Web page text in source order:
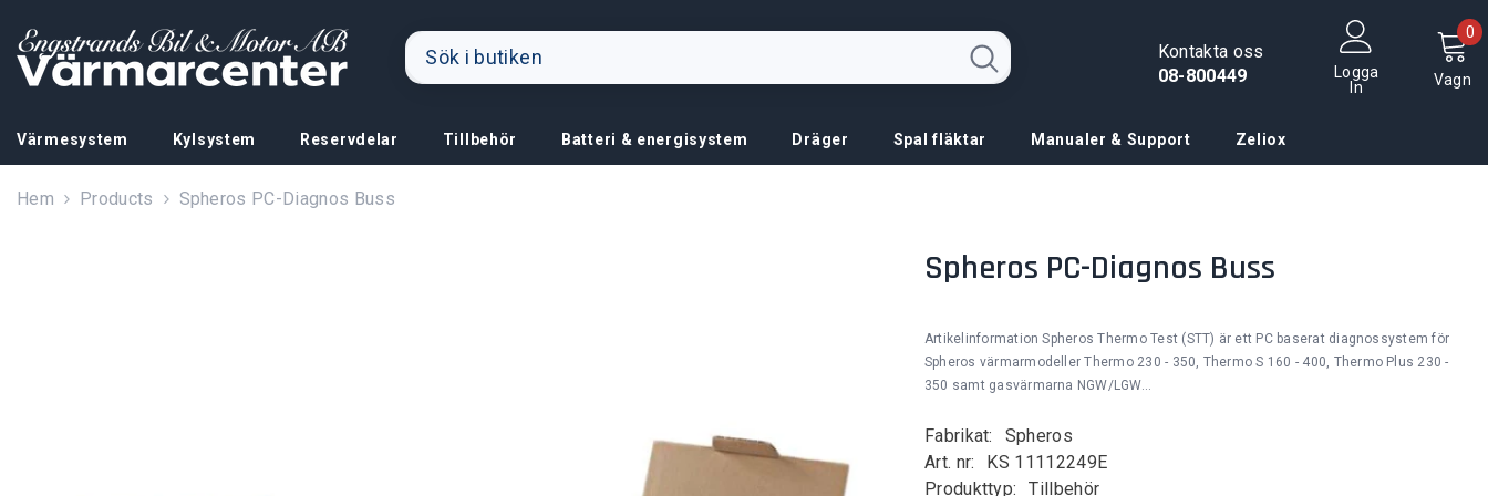
Kontakta oss
08-800449
Logga
In
Vagn
00
Värmesystem Kylsystem Reservdelar Tillbehör Batteri & energisystem Dräger Spal fläktar Manualer & Support Zeliox
Hem Products Spheros PC-Diagnos Buss
Spheros PC-Diagnos Buss
Artikelinformation Spheros Thermo Test (STT) är ett PC baserat diagnossystem för
Spheros värmarmodeller Thermo 230 - 350, Thermo S 160 - 400, Thermo Plus 230 -
350 samt gasvärmarna NGW/LGW...
Fabrikat:
Spheros
Art. nr:
KS 11112249E
Produkttyp:
Tillbehör